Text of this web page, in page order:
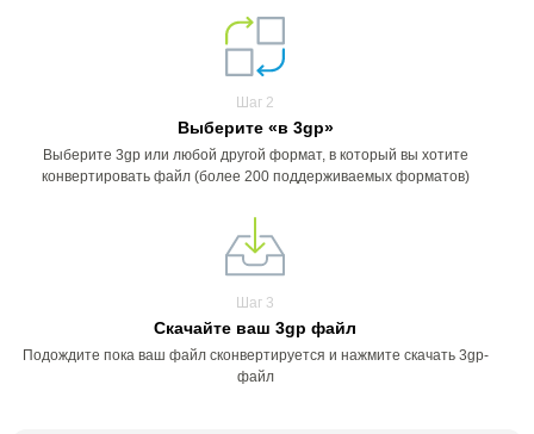
Шаг 2
Выберите «в 3gp»
Выберите 3gp или любой другой формат, в который вы хотите
конвертировать файл (более 200 поддерживаемых форматов)
Шаг 3
Скачайте ваш 3gp файл
Подождите пока ваш файл сконвертируется и нажмите скачать 3gp-
файл